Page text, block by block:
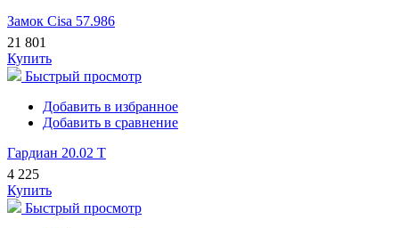
Замок Cisa 57.986
21 801
Купить
Быстрый просмотр
Добавить в избранное
Добавить в сравнение
Гардиан 20.02 Т
4 225
Купить
Быстрый просмотр